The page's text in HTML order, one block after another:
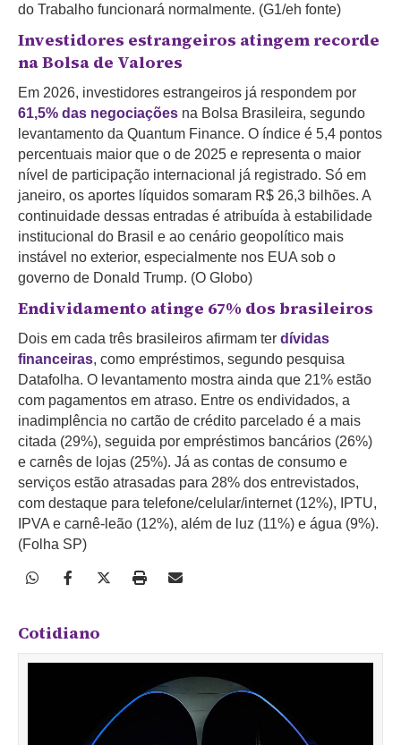
do Trabalho funcionará normalmente. (G1/eh fonte)
Investidores estrangeiros atingem recorde
na Bolsa de Valores
Em 2026, investidores estrangeiros já respondem por
61,5% das negociações na Bolsa Brasileira, segundo
levantamento da Quantum Finance. O índice é 5,4 pontos
percentuais maior que o de 2025 e representa o maior
nível de participação internacional já registrado. Só em
janeiro, os aportes líquidos somaram R$ 26,3 bilhões. A
continuidade dessas entradas é atribuída à estabilidade
institucional do Brasil e ao cenário geopolítico mais
instável no exterior, especialmente nos EUA sob o
governo de Donald Trump. (O Globo)
Endividamento atinge 67% dos brasileiros
Dois em cada três brasileiros afirmam ter dívidas
financeiras, como empréstimos, segundo pesquisa
Datafolha. O levantamento mostra ainda que 21% estão
com pagamentos em atraso. Entre os endividados, a
inadimplência no cartão de crédito parcelado é a mais
citada (29%), seguida por empréstimos bancários (26%)
e carnês de lojas (25%). Já as contas de consumo e
serviços estão atrasadas para 28% dos entrevistados,
com destaque para telefone/celular/internet (12%), IPTU,
IPVA e carnê-leão (12%), além de luz (11%) e água (9%).
(Folha SP)
Cotidiano